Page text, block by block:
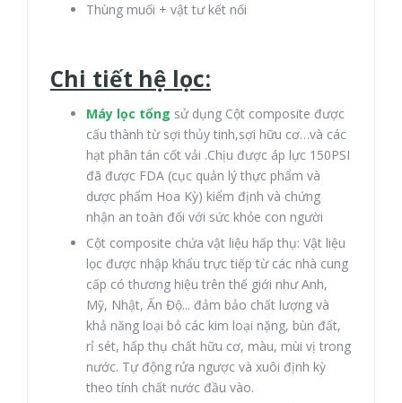
Thùng muối + vật tư kết nối
Chi tiết hệ lọc:
Máy lọc tổng sử dụng Cột composite được
cấu thành từ sợi thủy tinh,sợi hữu cơ…và các
hạt phân tán cốt vải .Chịu được áp lực 150PSI
đã được FDA (cục quản lý thực phẩm và
dược phẩm Hoa Kỳ) kiểm định và chứng
nhận an toàn đối với sức khỏe con người
Cột composite chứa vật liệu hấp thụ: Vật liệu
lọc được nhập khẩu trực tiếp từ các nhà cung
cấp có thương hiệu trên thế giới như Anh,
Mỹ, Nhật, Ấn Độ... đảm bảo chất lượng và
khả năng loại bỏ các kim loại nặng, bùn đất,
rỉ sét, hấp thụ chất hữu cơ, màu, mùi vị trong
nước. Tự động rửa ngược và xuôi định kỳ
theo tính chất nước đầu vào.